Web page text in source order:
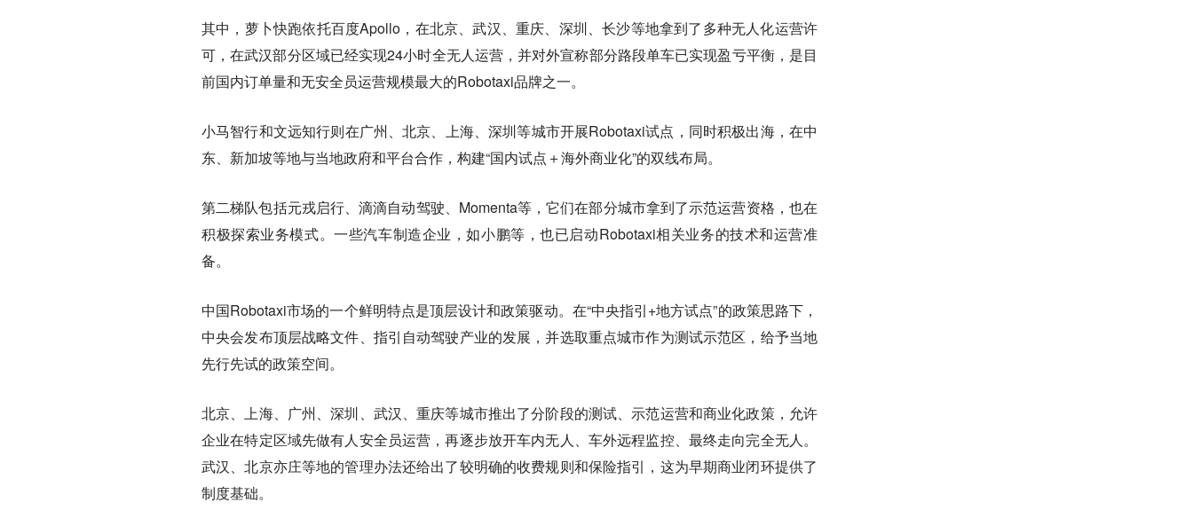
其中，萝卜快跑依托百度Apollo，在北京、武汉、重庆、深圳、长沙等地拿到了多种无人化运营许
可，在武汉部分区域已经实现24小时全无人运营，并对外宣称部分路段单车已实现盈亏平衡，是目
前国内订单量和无安全员运营规模最大的Robotaxi品牌之一。
小马智行和文远知行则在广州、北京、上海、深圳等城市开展Robotaxi试点，同时积极出海，在中
东、新加坡等地与当地政府和平台合作，构建“国内试点＋海外商业化”的双线布局。
第二梯队包括元戎启行、滴滴自动驾驶、Momenta等，它们在部分城市拿到了示范运营资格，也在
积极探索业务模式。一些汽车制造企业，如小鹏等，也已启动Robotaxi相关业务的技术和运营准
备。
中国Robotaxi市场的一个鲜明特点是顶层设计和政策驱动。在“中央指引+地方试点”的政策思路下，
中央会发布顶层战略文件、指引自动驾驶产业的发展，并选取重点城市作为测试示范区，给予当地
先行先试的政策空间。
北京、上海、广州、深圳、武汉、重庆等城市推出了分阶段的测试、示范运营和商业化政策，允许
企业在特定区域先做有人安全员运营，再逐步放开车内无人、车外远程监控、最终走向完全无人。
武汉、北京亦庄等地的管理办法还给出了较明确的收费规则和保险指引，这为早期商业闭环提供了
制度基础。